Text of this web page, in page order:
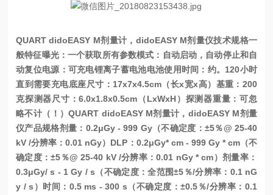
QUART didoEASY M剂量计，didoEASY M剂量仪技术规格一
般特征曝光：一个获取所有参数模式：自动启动，自动停止和自
动复位电源：可充电锂离子蓄电池电池使用时间：约。120小时
直到需要充电底座尺寸：17x7x4.5cm（长x宽x高） 基重：200
克探测器尺寸：6.0x1.8x0.5cm（LxWxH） 探测器重量：可忽
略不计（！）QUART didoEASY M剂量计，didoEASY M剂量
仪产品规格剂量：0.2μGy - 999 Gy（不确定度：±5％@ 25-40
kV /分辨率：0.01 nGy） DLP：0.2μGy* cm - 999 Gy * cm（不
确定度：±5％@ 25-40 kV /分辨率：0.01 nGy * cm） 剂量率：
0.3μGy/ s - 1 Gy / s（不确定度：全范围±5％/分辨率：0.1 nG
y / s） 时间：0.5 ms - 300 s（不确定度：±0.5％/分辨率：0.1